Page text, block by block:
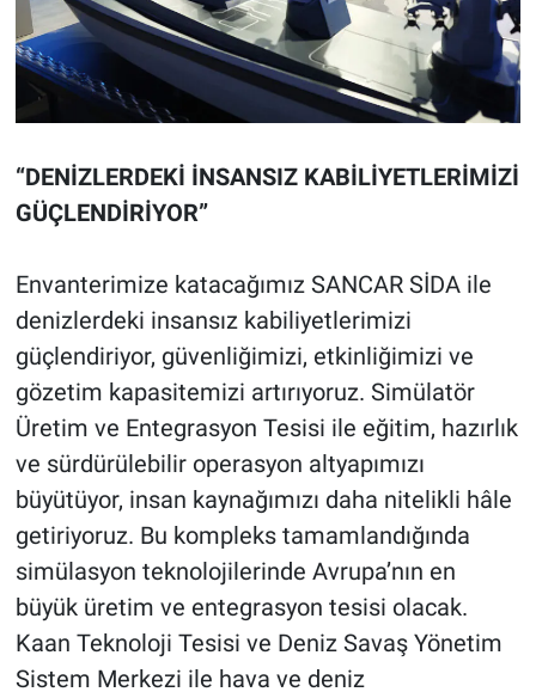
“DENİZLERDEKİ İNSANSIZ KABİLİYETLERİMİZİ
GÜÇLENDİRİYOR”
Envanterimize katacağımız SANCAR SİDA ile
denizlerdeki insansız kabiliyetlerimizi
güçlendiriyor, güvenliğimizi, etkinliğimizi ve
gözetim kapasitemizi artırıyoruz. Simülatör
Üretim ve Entegrasyon Tesisi ile eğitim, hazırlık
ve sürdürülebilir operasyon altyapımızı
büyütüyor, insan kaynağımızı daha nitelikli hâle
getiriyoruz. Bu kompleks tamamlandığında
simülasyon teknolojilerinde Avrupa’nın en
büyük üretim ve entegrasyon tesisi olacak.
Kaan Teknoloji Tesisi ve Deniz Savaş Yönetim
Sistem Merkezi ile hava ve deniz